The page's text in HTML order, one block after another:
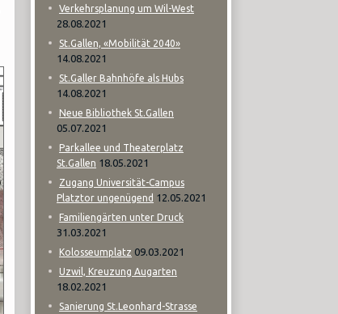
Verkehrsplanung um Wil-West
28.08.2021
St.Gallen, «Mobilität 2040»
14.08.2021
St.Galler Bahnhöfe als Hubs
14.08.2021
Neue Bibliothek St.Gallen
05.07.2021
Parkallee und Theaterplatz
St.Gallen 18.05.2021
Zugang Universität-Campus
Platztor ungenügend 12.05.2021
Familiengärten unter Druck
31.03.2021
Kolosseumplatz 09.03.2021
Uzwil, Kreuzung Augarten
18.02.2021
Sanierung St.Leonhard-Strasse